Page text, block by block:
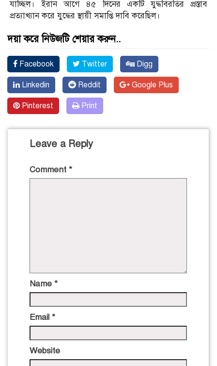
যাচ্ছিল। ইরান আগে ৪৫ দিনের একটি যুদ্ধবিরতির প্রস্তাব
প্রত্যাখ্যান করে যুদ্ধের স্থায়ী সমাপ্তি দাবি করেছিল।
দয়া করে নিউজটি শেয়ার করুন..
Facebook Twitter Digg
Linkedin Reddit Google Plus
Pinterest Print
Leave a Reply
Comment *
Name *
Email *
Website